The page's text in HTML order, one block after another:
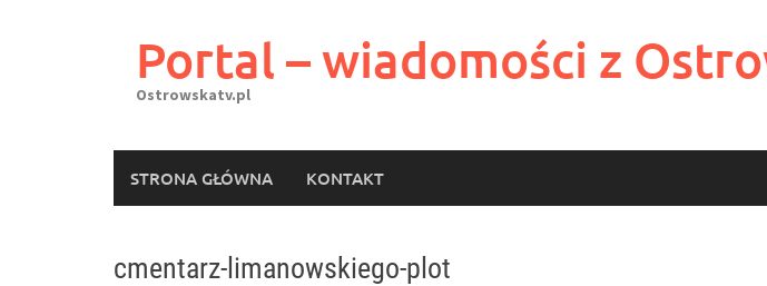
Portal – wiadomości z
Ostrowskatv.pl
STRONA GŁÓWNA KONTAKT
cmentarz-limanowskiego-plot